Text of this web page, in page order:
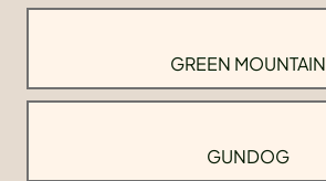
GREEN MOUNTAIN
GUNDOG